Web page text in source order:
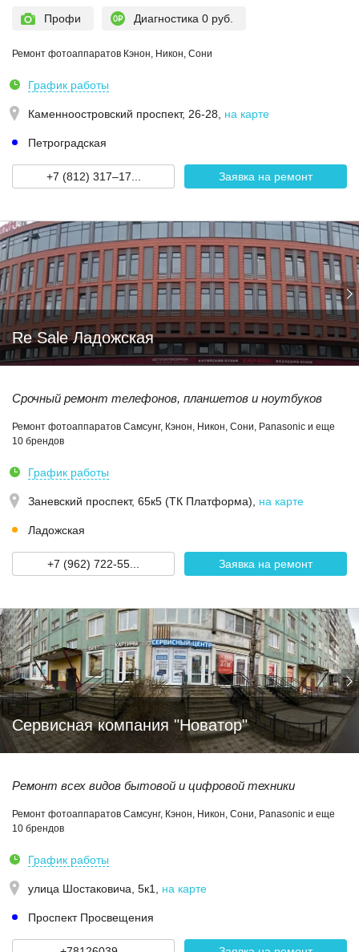
Профи Диагностика 0 руб.
Ремонт фотоаппаратов Кэнон, Никон, Сони
График работы
Каменноостровский проспект, 26-28 на карте
Петроградская
+7 (812) 317–17... Заявка на ремонт
Re Sale Ладожская
Срочный ремонт телефонов, планшетов и ноутбуков
Ремонт фотоаппаратов Самсунг, Кэнон, Никон, Сони, Panasonic и еще
10 брендов
График работы
Заневский проспект, 65к5 (ТК Платформа) на карте
Ладожская
+7 (962) 722-55... Заявка на ремонт
Сервисная компания "Новатор"
Ремонт всех видов бытовой и цифровой техники
Ремонт фотоаппаратов Самсунг, Кэнон, Никон, Сони, Panasonic и еще
10 брендов
График работы
улица Шостаковича, 5к1 на карте
Проспект Просвещения